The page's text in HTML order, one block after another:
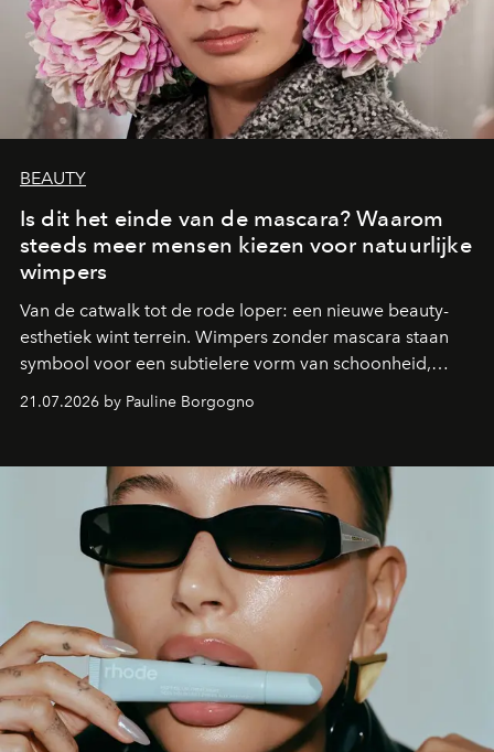
BEAUTY
Is dit het einde van de mascara? Waarom
steeds meer mensen kiezen voor natuurlijke
wimpers
Van de catwalk tot de rode loper: een nieuwe beauty-
esthetiek wint terrein. Wimpers zonder mascara staan
symbool voor een subtielere vorm van schoonheid,
waarin zelfvertrouwen belangrijker is dan een overvloed
aan make-up.
21.07.2026 by Pauline Borgogno